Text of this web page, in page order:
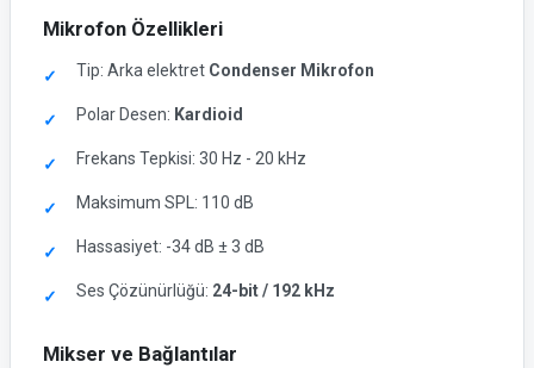
Mikrofon Özellikleri
Tip: Arka elektret Condenser Mikrofon
Polar Desen: Kardioid
Frekans Tepkisi: 30 Hz - 20 kHz
Maksimum SPL: 110 dB
Hassasiyet: -34 dB ± 3 dB
Ses Çözünürlüğü: 24-bit / 192 kHz
Mikser ve Bağlantılar